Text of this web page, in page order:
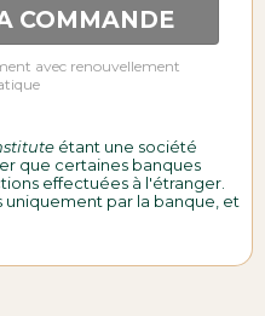
COMMANDE
avec renouvellement
étant une société
que certaines banques
effectuées à l'étranger.
uniquement par la banque, et